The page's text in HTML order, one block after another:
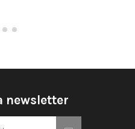
newsletter